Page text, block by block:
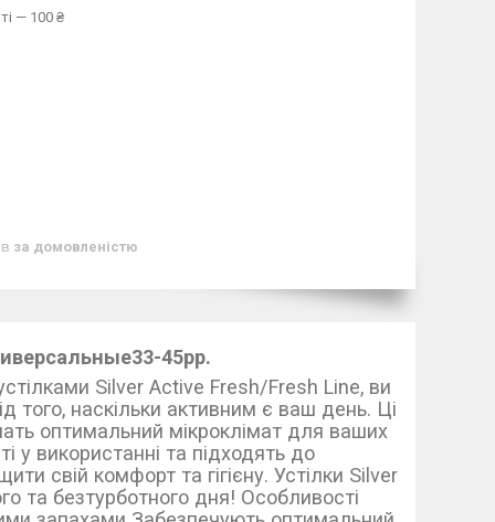
— 100 ₴
за домовленістю
45рр.
Silver Аctive Fresh/Fresh Line, ви
того, наскільки активним є ваш день. Ці
оптимальний мікроклімат для ваших
у використанні та підходять до
свій комфорт та гігієну. Устілки Silver
та безтурботного дня! Особливості